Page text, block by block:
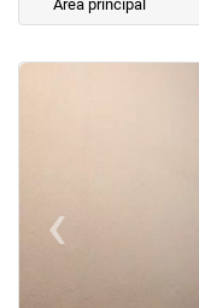
Área principal
‹
Previous